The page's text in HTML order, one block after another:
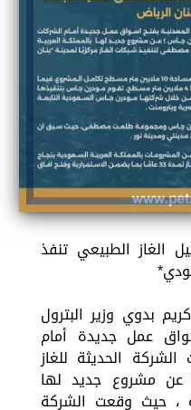
الغاز الطبيعي تنفذ
بدوي وزير البترول
عمل جديدة أمام
الحديثة للغاز
مشروع جديد لها
، حيث وقعت الشركة